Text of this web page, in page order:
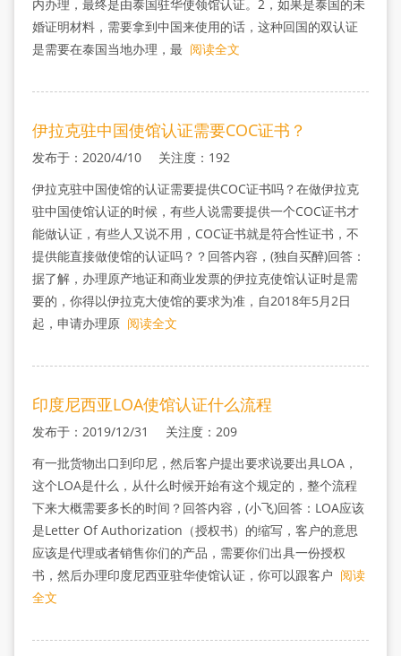
内办理，最终是由泰国驻华使领馆认证。2，如果是泰国的未
婚证明材料，需要拿到中国来使用的话，这种回国的双认证
是需要在泰国当地办理，最 阅读全文
伊拉克驻中国使馆认证需要COC证书？
发布于：2020/4/10 关注度：192
伊拉克驻中国使馆的认证需要提供COC证书吗？在做伊拉克
驻中国使馆认证的时候，有些人说需要提供一个COC证书才
能做认证，有些人又说不用，COC证书就是符合性证书，不
提供能直接做使馆的认证吗？？回答内容，(独自买醉)回答：
据了解，办理原产地证和商业发票的伊拉克使馆认证时是需
要的，你得以伊拉克大使馆的要求为准，自2018年5月2日
起，申请办理原 阅读全文
印度尼西亚LOA使馆认证什么流程
发布于：2019/12/31 关注度：209
有一批货物出口到印尼，然后客户提出要求说要出具LOA，
这个LOA是什么，从什么时候开始有这个规定的，整个流程
下来大概需要多长的时间？回答内容，(小飞)回答：LOA应该
是Letter Of Authorization（授权书）的缩写，客户的意思
应该是代理或者销售你们的产品，需要你们出具一份授权
书，然后办理印度尼西亚驻华使馆认证，你可以跟客户 阅读
全文